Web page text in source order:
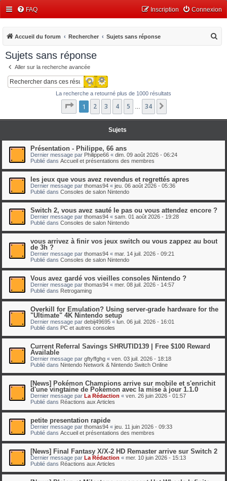
FAQ Connexion
Inscription
Accueil du forum Rechercher Sujets sans réponse
h
Sujets sans réponse
Aller sur la recherche avancée
Rechercher
Recherche avancée
La recherche a retourné plus de 1000 résultats
Page sur34
1 2 3 4 5 34
Sujets
Présentation - Philippe, 66 ans
Dernier message par Philippe66 « dim. 09 août 2026 - 06:24
Publié dans Accueil et présentations des membres
les jeux que vous avez revendus et regrettés apres
Dernier message par thomas94 « jeu. 06 août 2026 - 05:36
Publié dans Consoles de salon Nintendo
Switch 2, vous avez sauté le pas ou vous attendez encore ?
Dernier message par thomas94 « sam. 01 août 2026 - 19:28
Publié dans Consoles de salon Nintendo
vous arrivez à finir vos jeux switch ou vous zappez au bout
de 3h ?
Dernier message par thomas94 « mar. 14 juil. 2026 - 09:21
Publié dans Consoles de salon Nintendo
Vous avez gardé vos vieilles consoles Nintendo ?
Dernier message par thomas94 « mer. 08 juil. 2026 - 14:57
Publié dans Retrogaming
Overkill for Emulation? Using server-grade hardware for the
"Ultimate" 4K Nintendo setup
Dernier message par debij49695 « lun. 06 juil. 2026 - 16:01
Publié dans PC et autres consoles
Current Referral Savings SHRUTID139 | Free $100 Reward
Available
Dernier message par gftyffghg « ven. 03 juil. 2026 - 18:18
Publié dans Nintendo Network & Nintendo Switch Online
[News] Pokémon Champions arrive sur mobile et s'enrichit
d'une vingtaine de Pokémon avec la mise à jour 1.1.0
Dernier message par La Rédaction « ven. 26 juin 2026 - 01:57
Publié dans Réactions aux Articles
petite presentation rapide
Dernier message par thomas94 « jeu. 11 juin 2026 - 09:33
Publié dans Accueil et présentations des membres
[News] Final Fantasy X/X-2 HD Remaster arrive sur Switch 2
Dernier message par La Rédaction « mer. 10 juin 2026 - 15:13
Publié dans Réactions aux Articles